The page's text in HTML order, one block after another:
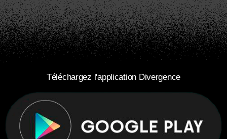
Téléchargez l'application Divergence